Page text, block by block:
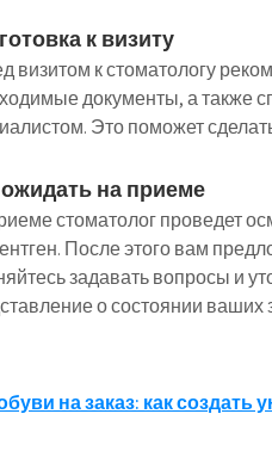
к визиту
визитом к стоматологу
документы, а также
Это поможет
на приеме
стоматолог проведет
После этого вам
задавать вопросы и
о состоянии ваших
на заказ: как